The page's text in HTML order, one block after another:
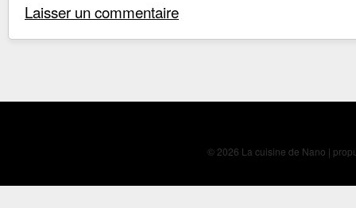
Laisser un commentaire
© 2026 La cuisine de Nano |